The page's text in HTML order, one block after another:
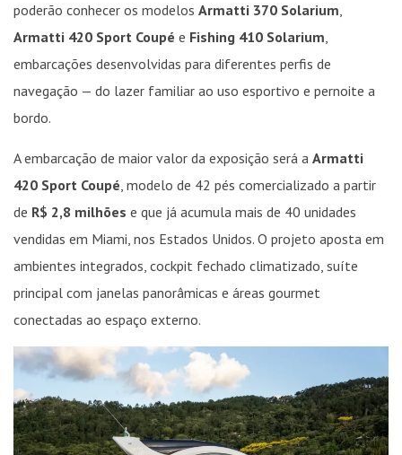
poderão conhecer os modelos Armatti 370 Solarium,
Armatti 420 Sport Coupé e Fishing 410 Solarium,
embarcações desenvolvidas para diferentes perfis de
navegação — do lazer familiar ao uso esportivo e pernoite a
bordo.
A embarcação de maior valor da exposição será a Armatti
420 Sport Coupé, modelo de 42 pés comercializado a partir
de R$ 2,8 milhões e que já acumula mais de 40 unidades
vendidas em Miami, nos Estados Unidos. O projeto aposta em
ambientes integrados, cockpit fechado climatizado, suíte
principal com janelas panorâmicas e áreas gourmet
conectadas ao espaço externo.